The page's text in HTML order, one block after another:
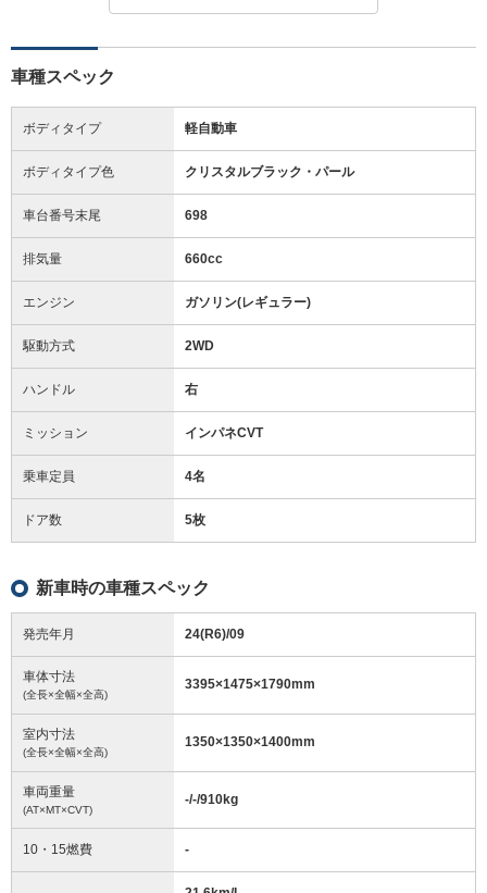
車種スペック
ボディタイプ 軽自動車
ボディタイプ色 クリスタルブラック・パール
車台番号末尾 698
排気量 660cc
エンジン ガソリン(レギュラー)
駆動方式 2WD
ハンドル 右
ミッション インパネCVT
乗車定員 4名
ドア数 5枚
新車時の車種スペック
発売年月 24(R6)/09
車体寸法
(全長×全幅×全高)
3395×1475×1790mm
室内寸法
(全長×全幅×全高)
1350×1350×1400mm
車両重量
(AT×MT×CVT)
-/-/910kg
10・15燃費 -